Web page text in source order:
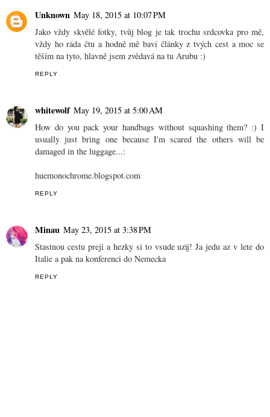
Unknown May 18, 2015 at 10:07 PM
Jako vždy skvělé fotky, tvůj blog je tak trochu srdcovka pro mě,
vždy ho ráda čtu a hodně mě baví články z tvých cest a moc se
těším na tyto, hlavně jsem zvědavá na tu Arubu :)
REPLY
whitewolf May 19, 2015 at 5:00 AM
How do you pack your handbags without squashing them? :) I
usually just bring one because I'm scared the others will be
damaged in the luggage...:
huemonochrome.blogspot.com
REPLY
Minau May 23, 2015 at 3:38 PM
Stastnou cestu preji a hezky si to vsude uzij! Ja jedu az v lete do
Italie a pak na konferenci do Nemecka
REPLY